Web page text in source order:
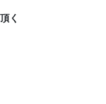
く